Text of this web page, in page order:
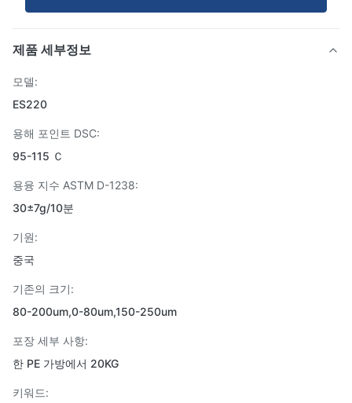
제품 세부정보
모델:
ES220
용해 포인트 DSC:
95-115 Ｃ
용융 지수 ASTM D-1238:
30±7g/10분
기원:
중국
기존의 크기:
80-200um,0-80um,150-250um
포장 세부 사항:
한 PE 가방에서 20KG
키워드: